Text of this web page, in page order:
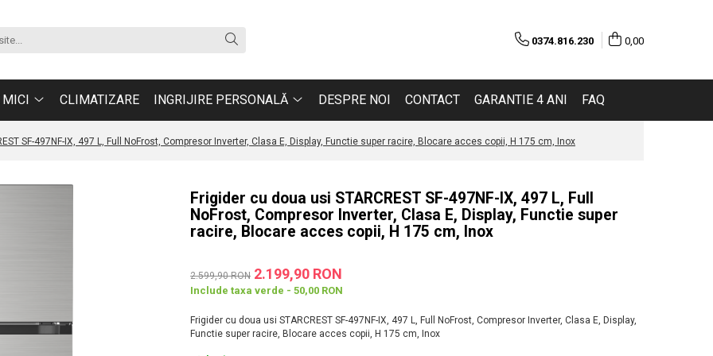
0374.816.230 0,00
MICI CLIMATIZARE INGRIJIRE PERSONALĂ DESPRE NOI CONTACT GARANTIE 4 ANI FAQ
SF-497NF-IX, 497 L, Full NoFrost, Compresor Inverter, Clasa E, Display, Functie super racire, Blocare acces copii, H 175 cm, Inox
Frigider cu doua usi STARCREST SF-497NF-IX, 497 L, Full
NoFrost, Compresor Inverter, Clasa E, Display, Functie super
racire, Blocare acces copii, H 175 cm, Inox
2.599,90 RON 2.199,90 RON
Include taxa verde - 50,00 RON
Frigider cu doua usi STARCREST SF-497NF-IX, 497 L, Full NoFrost, Compresor Inverter, Clasa E, Display,
Functie super racire, Blocare acces copii, H 175 cm, Inox